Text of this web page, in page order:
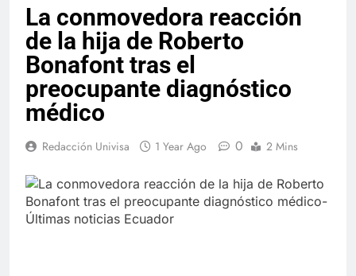
La conmovedora reacción
de la hija de Roberto
Bonafont tras el
preocupante diagnóstico
médico
Redacción Univisa 1 Year Ago 0 2 Mins